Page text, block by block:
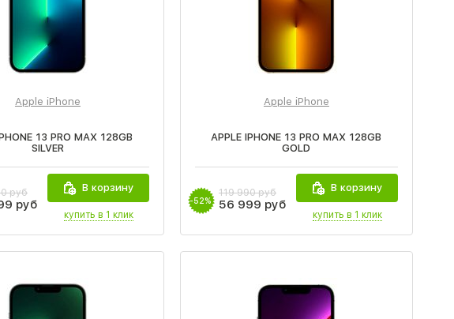
Apple iPhone
13 PRO MAX 128GB
SILVER
руб
руб
В корзину
купить в 1 клик
Apple iPhone
APPLE IPHONE 13 PRO MAX 128GB
GOLD
-52%
119 990 руб
56 999 руб
В корзину
купить в 1 клик